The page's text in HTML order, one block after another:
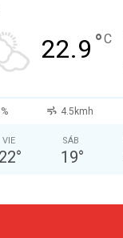
22.9 °C
4.5kmh
VIE
22°
SÁB
19°